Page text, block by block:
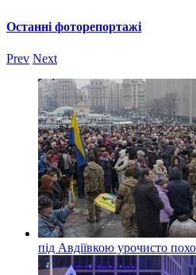
Останні фоторепортажі
Prev Next
під Авдіївкою урочисто